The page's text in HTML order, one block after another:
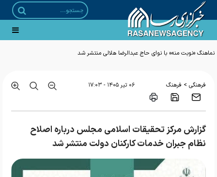
نماهنگ «نوبت منه» با نوای حاج عبدالرضا هلالی منتشر شد
فرهنگی > فرهنگ ۰۶ تير ۱۴۰۵ - ۱۷:۰۳
گزارش مرکز تحقیقات اسلامی مجلس درباره اصلاح
نظام جبران خدمات کارکنان دولت منتشر شد